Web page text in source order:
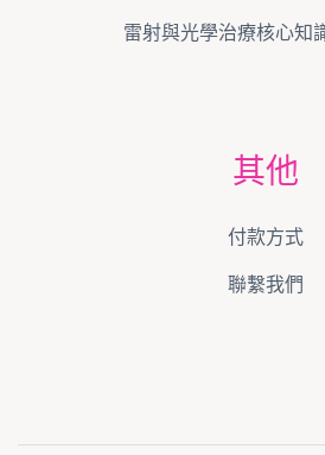
雷射與光學治療核心知
其他
付款方式
聯繫我們